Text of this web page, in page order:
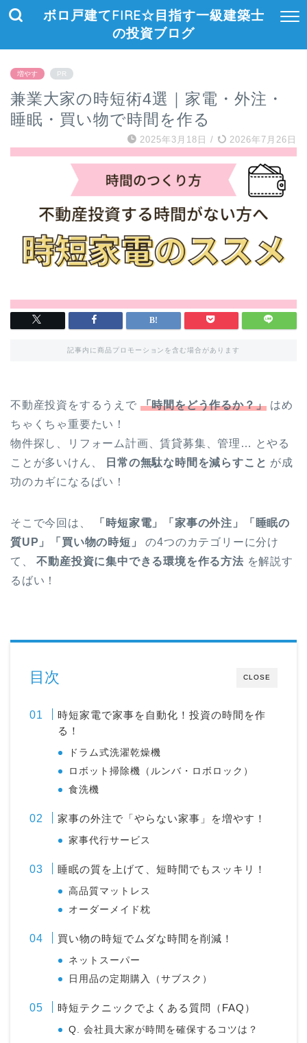
ボロ戸建てFIRE☆目指す一級建築士
の投資ブログ
増やす PR
兼業大家の時短術4選｜家電・外注・
睡眠・買い物で時間を作る
2025年3月18日 / 2026年7月26日
記事内に商品プロモーションを含む場合があります
不動産投資をするうえで 「時間をどう作るか？」 はめ
ちゃくちゃ重要たい！
物件探し、リフォーム計画、賃貸募集、管理… とやる
ことが多いけん、
日常の無駄な時間を減らすこと が成
功のカギになるばい！
そこで今回は、
「時短家電」「家事の外注」「睡眠の
質UP」「買い物の時短」
の4つのカテゴリーに分け
て、不動産投資に集中できる環境を作る方法 を解説す
るばい！
CLOSE
目次
時短家電で家事を自動化！投資の時間を作
る！
ドラム式洗濯乾燥機
ロボット掃除機（ルンバ・ロボロック）
食洗機
家事の外注で「やらない家事」を増やす！
家事代行サービス
睡眠の質を上げて、短時間でもスッキリ！
高品質マットレス
オーダーメイド枕
買い物の時短でムダな時間を削減！
ネットスーパー
日用品の定期購入（サブスク）
時短テクニックでよくある質問（FAQ）
Q. 会社員大家が時間を確保するコツは？